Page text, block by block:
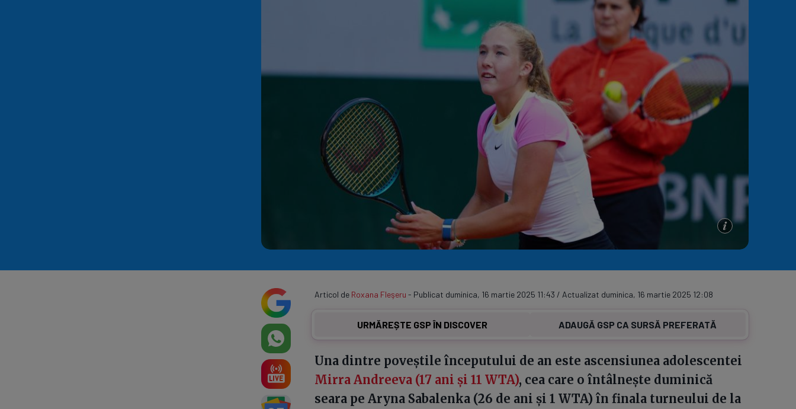
Echipe Clasament
Program TV
Articol de Roxana Fleşeru - Publicat duminica, 16 martie 2025 11:43 / Actualizat duminica, 16 martie 2025 12:08
URMĂREȘTE GSP ÎN DISCOVER ADAUGĂ GSP CA SURSĂ PREFERATĂ
Una dintre poveștile începutului de an este ascensiunea adolescentei
Mirra Andreeva (17 ani și 11 WTA), cea care o întâlnește duminică
seara pe Aryna Sabalenka (26 de ani și 1 WTA) în finala turneului de la